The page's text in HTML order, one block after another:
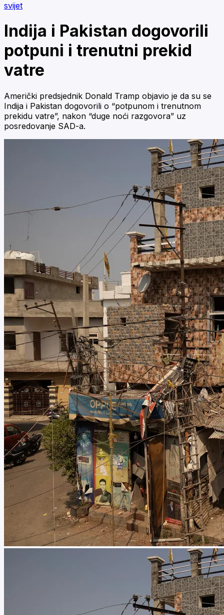
svijet
Indija i Pakistan dogovorili
potpuni i trenutni prekid
vatre
Američki predsjednik Donald Tramp objavio je da su se
Indija i Pakistan dogovorili o “potpunom i trenutnom
prekidu vatre”, nakon “duge noći razgovora” uz
posredovanje SAD-a.